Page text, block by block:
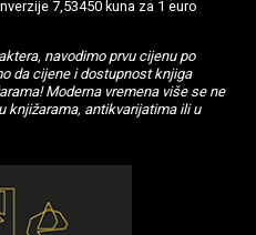
7,53450 kuna za 1 euro
navodimo prvu cijenu po
da cijene i dostupnost knjiga
Moderna vremena više se ne
knjižarama, antikvarijatima ili u